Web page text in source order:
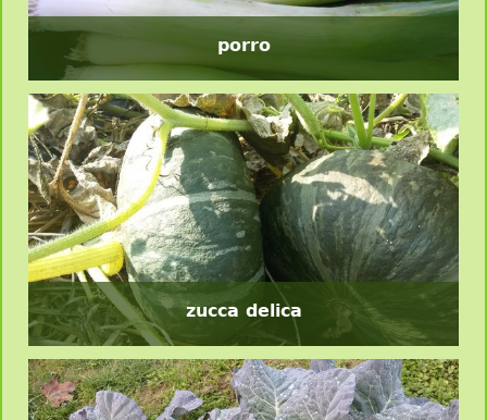
porro
zucca delica